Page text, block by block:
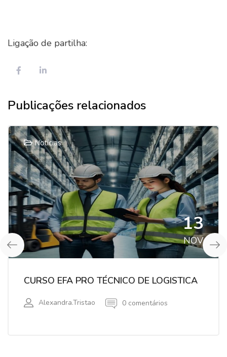
Ligação de partilha:
Publicações relacionados
Notícias
13
NOV
CURSO EFA PRO TÉCNICO DE LOGISTICA
Alexandra.tristao 0 comentários